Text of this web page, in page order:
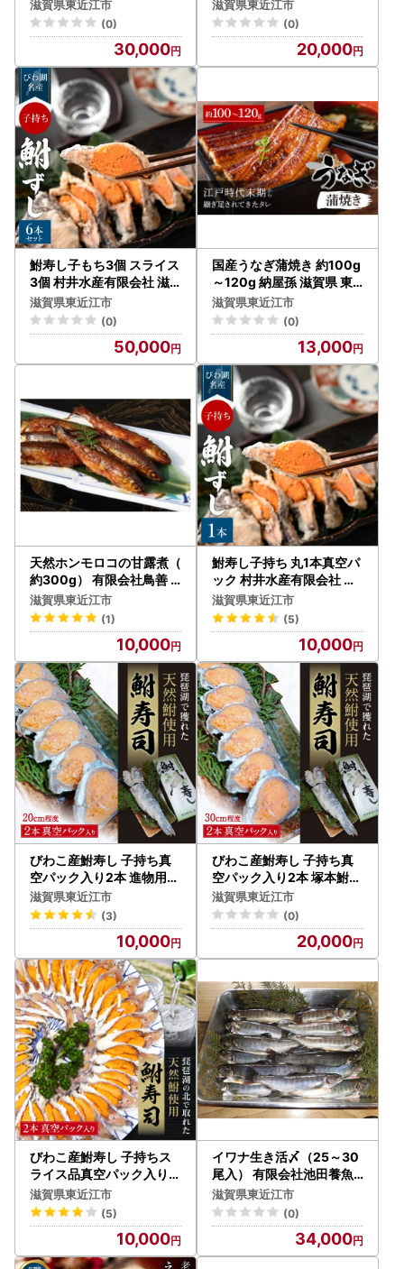
オンライン申請のメリット： マイナンバーカードをお持ち
の方は、スマホで申請が完結します。紙の申請書・添付書類
の郵送が不要になり、非常にスムーズです。
その他の機能： 寄附の一元管理、受付済書のダウンロー
ド、寄附金証明書XMLデータの取得などが可能です。
【自治体マイページ】 https://mypg.jp/（※初めての方はア
カウント登録が必要です）
※従来通り「紙の書類郵送」による申請も可能です。
※ワンストップ特例申請の期限（必着）は、ご寄附翌年の1月
10日です。
■ お問い合わせ先
現在、メールでのお問い合わせを多数いただいており、回答
まで数日（混雑時は1週間程度）お時間を要する場合がござ
います。順次対応しておりますので、何卒ご容赦ください。
【寄附申込・返礼品・書類に関するお問い合わせ】
東近江市ふるさと寄附運営事務局
TEL： 050-3529-0540
Email：higashiomifurusato-tax@ritagroup.co.jp
受付時間： 平日 9:00～17:15（土日祝・年末年始を除く）
司 発酵食品 珍味 ご当地グ
ルメ お取り寄せ
滋賀県東近江市
(0)
30,000
し 鮒ずし 珍味 発酵食品 伝
統料理 郷土料理 乳酸菌 健
康 美容 滋賀名産
滋賀県東近江市
(0)
20,000
鮒寿し子もち3個 スライス
3個 村井水産有限会社 滋
賀県 東近江市 E16 鮒ずし
ふなずし 郷土料理 発酵食
品 珍味 子持ち 乳酸菌 美容
滋賀県東近江市
(0)
50,000
国産うなぎ蒲焼き 約100g
～120g 納屋孫 滋賀県 東
近江市 A-C06 うなぎ 蒲焼
き ウナギ 鰻 惣菜 ギフト
お取り寄せ 和食 土用丑の
滋賀県東近江市
(0)
13,000
天然ホンモロコの甘露煮（
約300g） 有限会社鳥善
滋賀県 東近江市 A34 ホン
モロコ 甘露煮 琵琶湖 湖魚
ご飯のお供
滋賀県東近江市
(1)
10,000
鮒寿し子持ち 丸1本真空パ
ック 村井水産有限会社 滋
賀県 東近江市 A22 鮒寿し
鮒寿司 鮒ずし 子持ち 珍味
おつまみ 発酵食品 乳酸菌
琵琶湖 郷土料理 お取り寄
せ グルメ
滋賀県東近江市
(5)
10,000
びわこ産鮒寿し 子持ち真
空パック入り2本 進物用箱
付き 塚本鮒寿し店 滋賀県
東近江市 A32 鮒寿司 鮒寿
し 寿司 魚介類 和食 ギフト
おつまみ ご飯のお供
滋賀県東近江市
(3)
10,000
びわこ産鮒寿し 子持ち真
空パック入り2本 塚本鮒寿
し店 滋賀県 東近江市 B23
鮒寿し 鮒寿司 鮒ずし 子持
ち 珍味 おつまみ お取り寄
せ グルメ 乳酸菌 琵琶湖 天
然 伝統製法
滋賀県東近江市
(0)
20,000
びわこ産鮒寿し 子持ちス
ライス品真空パック入り2
本 塚本鮒寿し店 滋賀県 東
近江市 A33 滋賀 名物 鮒寿
司 ふなずし 子持ち スライ
ス 天然 発酵食品 伝統 乳酸
菌 おつまみ お土産 珍味
滋賀県東近江市
(5)
10,000
イワナ生き活〆（25～30
尾入） 有限会社池田養魚
場 滋賀県 東近江市 C-D12
イワナ 岩魚 川魚 魚 釣り
渓流 活魚 活〆 養殖 塩焼き
炭火焼き 燻製 骨酒 滋賀 鈴
鹿山脈
滋賀県東近江市
(0)
34,000